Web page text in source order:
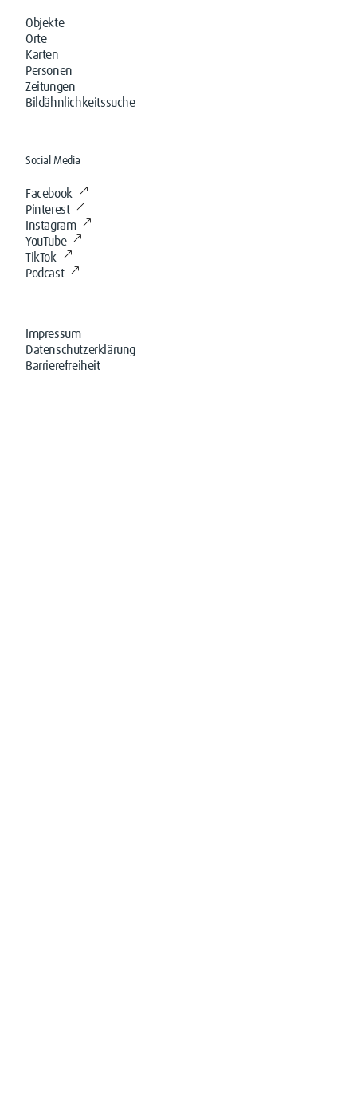
Objekte
Orte
Karten
Personen
Zeitungen
Bildähnlichkeitssuche
Social Media
Facebook
Pinterest
Instagram
YouTube
TikTok
Podcast
Impressum
Datenschutzerklärung
Barrierefreiheit